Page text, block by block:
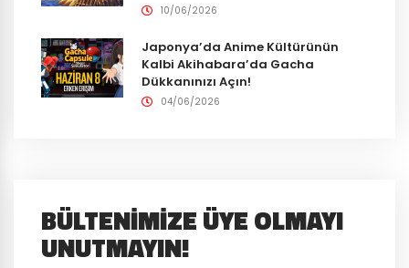
10/06/2026
Japonya’da Anime Kültürünün
Kalbi Akihabara’da Gacha
Dükkanınızı Açın!
04/06/2026
BÜLTENIMIZE ÜYE OLMAYI
UNUTMAYIN!